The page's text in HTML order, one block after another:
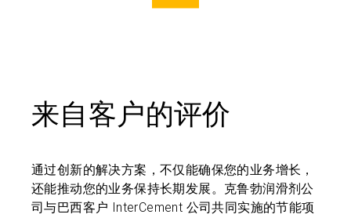
来自客户的评价
通过创新的解决方案，不仅能确保您的业务增长，
还能推动您的业务保持长期发展。克鲁勃润滑剂公
司与巴西客户 InterCement 公司共同实施的节能项